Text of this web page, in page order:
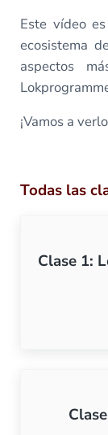
Este vídeo
ecosistema
aspectos
¡Vamos a
Todas las
Clase 1: